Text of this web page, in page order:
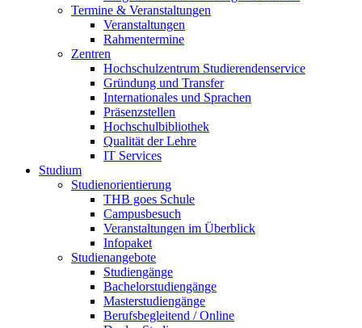
Termine & Veranstaltungen
Veranstaltungen
Rahmentermine
Zentren
Hochschulzentrum Studierendenservice
Gründung und Transfer
Internationales und Sprachen
Präsenzstellen
Hochschulbibliothek
Qualität der Lehre
IT Services
Studium
Studienorientierung
THB goes Schule
Campusbesuch
Veranstaltungen im Überblick
Infopaket
Studienangebote
Studiengänge
Bachelorstudiengänge
Masterstudiengänge
Berufsbegleitend / Online